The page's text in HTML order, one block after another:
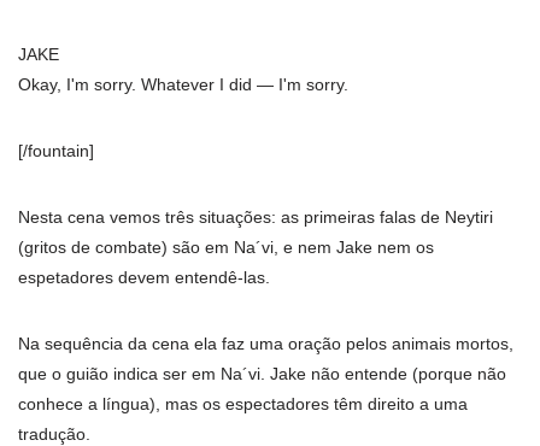
JAKE
Okay, I'm sorry. Whatever I did — I'm sorry.
[/fountain]
Nesta cena vemos três situações: as primeiras falas de Neytiri
(gritos de combate) são em Na´vi, e nem Jake nem os
espetadores devem entendê-las.
Na sequência da cena ela faz uma oração pelos animais mortos,
que o guião indica ser em Na´vi. Jake não entende (porque não
conhece a língua), mas os espectadores têm direito a uma
tradução.